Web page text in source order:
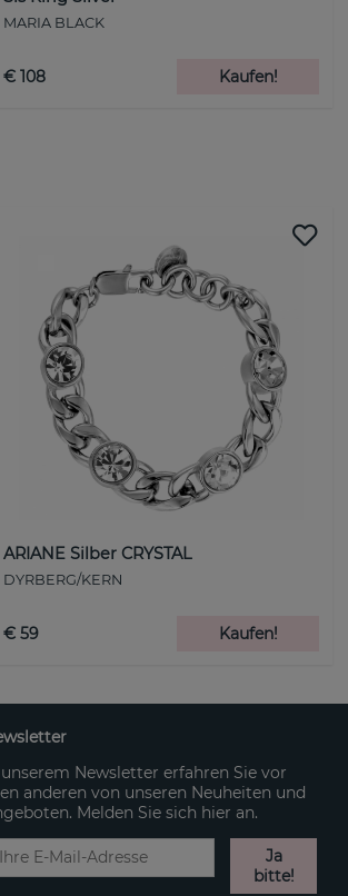
MARIA BLACK
€ 108 Kaufen!
ARIANE Silber CRYSTAL
DYRBERG/KERN
€ 59 Kaufen!
Newsletter erfahren Sie vor
anderen von unseren Neuheiten und
Melden Sie sich hier an.
Ja
bitte!